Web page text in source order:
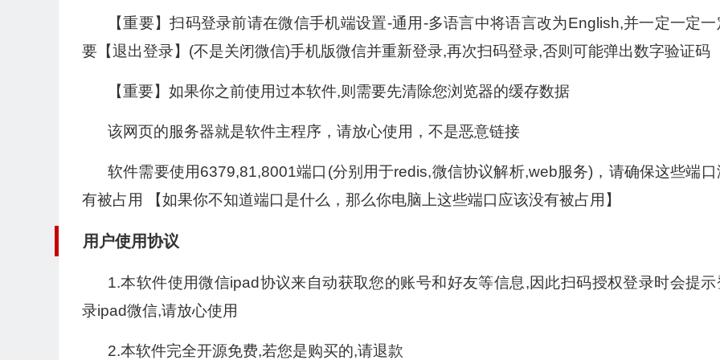
【重要】扫码登录前请在微信手机端设置-通用-多语言中将语言改为English,并一定一定一
要【退出登录】(不是关闭微信)手机版微信并重新登录,再次扫码登录,否则可能弹出数字验证码
【重要】如果你之前使用过本软件,则需要先清除您浏览器的缓存数据
该网页的服务器就是软件主程序，请放心使用，不是恶意链接
软件需要使用6379,81,8001端口(分别用于redis,微信协议解析,web服务)，请确保这些端口
有被占用 【如果你不知道端口是什么，那么你电脑上这些端口应该没有被占用】
用户使用协议
1.本软件使用微信ipad协议来自动获取您的账号和好友等信息,因此扫码授权登录时会提示
录ipad微信,请放心使用
2.本软件完全开源免费,若您是购买的,请退款